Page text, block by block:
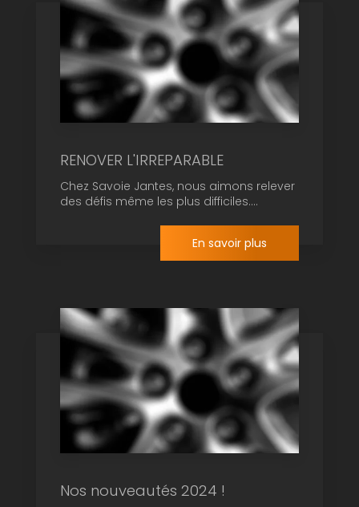
RENOVER L'IRREPARABLE
Chez Savoie Jantes, nous aimons relever
des défis même les plus difficiles....
En savoir plus
Nos nouveautés 2024 !